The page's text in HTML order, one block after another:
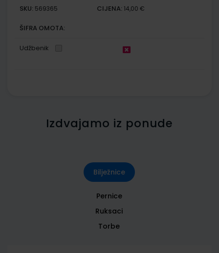
SKU: 569365 CIJENA: 14,00 €
ŠIFRA OMOTA:
Udžbenik
Izdvajamo iz ponude
Bilježnice
Pernice
Ruksaci
Torbe